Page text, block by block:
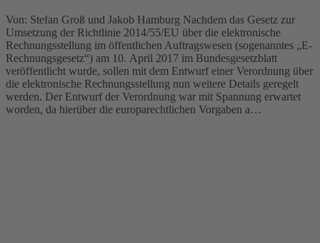
Von: Stefan Groß und Jakob Hamburg Nachdem das Gesetz zur
Umsetzung der Richtlinie 2014/55/EU über die elektronische
Rechnungsstellung im öffentlichen Auftragswesen (sogenanntes „E-
Rechnungsgesetz“) am 10. April 2017 im Bundesgesetzblatt
veröffentlicht wurde, sollen mit dem Entwurf einer Verordnung über
die elektronische Rechnungsstellung nun weitere Details geregelt
werden. Der Entwurf der Verordnung war mit Spannung erwartet
worden, da hierüber die europarechtlichen Vorgaben a…